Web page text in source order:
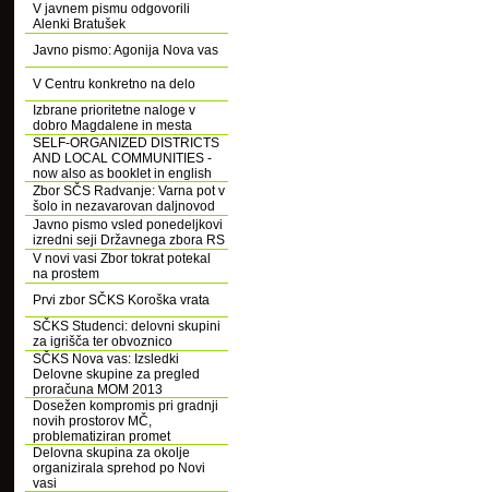
V javnem pismu odgovorili
Alenki Bratušek
Javno pismo: Agonija Nova vas
V Centru konkretno na delo
Izbrane prioritetne naloge v
dobro Magdalene in mesta
SELF-ORGANIZED DISTRICTS
AND LOCAL COMMUNITIES -
now also as booklet in english
Zbor SČS Radvanje: Varna pot v
šolo in nezavarovan daljnovod
Javno pismo vsled ponedeljkovi
izredni seji Državnega zbora RS
V novi vasi Zbor tokrat potekal
na prostem
Prvi zbor SČKS Koroška vrata
SČKS Studenci: delovni skupini
za igrišča ter obvoznico
SČKS Nova vas: Izsledki
Delovne skupine za pregled
proračuna MOM 2013
Dosežen kompromis pri gradnji
novih prostorov MČ,
problematiziran promet
Delovna skupina za okolje
organizirala sprehod po Novi
vasi